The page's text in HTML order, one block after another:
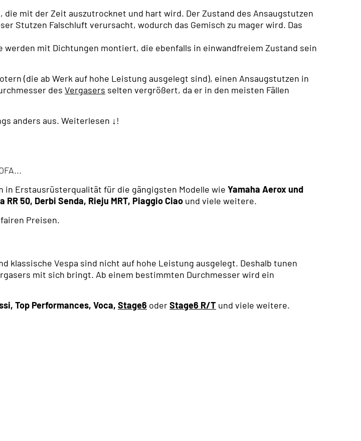
mit der Zeit auszutrocknet und hart wird. Der Zustand des Ansaugstutzen
Stutzen Falschluft verursacht, wodurch das Gemisch zu mager wird. Das
werden mit Dichtungen montiert, die ebenfalls in einwandfreiem Zustand sein
(die ab Werk auf hohe Leistung ausgelegt sind), einen Ansaugstutzen in
des Vergasers selten vergrößert, da er in den meisten Fällen
anders aus. Weiterlesen ↓!
in Erstausrüsterqualität für die gängigsten Modelle wie Yamaha Aerox und
50, Derbi Senda, Rieju MRT, Piaggio Ciao und viele weitere.
Preisen.
klassische Vespa sind nicht auf hohe Leistung ausgelegt. Deshalb tunen
mit sich bringt. Ab einem bestimmten Durchmesser wird ein
Top Performances, Voca, Stage6 oderStage6 R/T und viele weitere.